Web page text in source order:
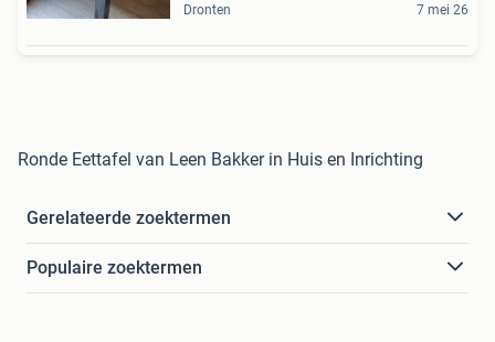
Dronten 7 mei 26
Ronde Eettafel van Leen Bakker in Huis en Inrichting
Gerelateerde zoektermen
Populaire zoektermen